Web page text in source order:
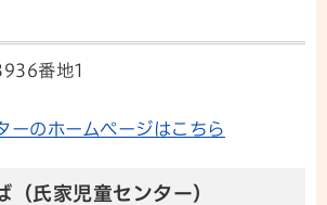
番地1
ーのホームページはこちら
（氏家児童センター）